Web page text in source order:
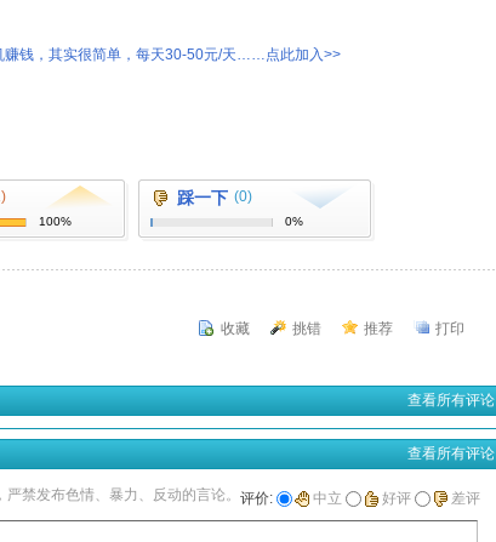
赚钱，其实很简单，每天30-50元/天……点此加入>>
100%
踩一下 (0)
0%
收藏 挑错 推荐 打印
查看所有评论
查看所有评论
禁发布色情、暴力、反动的言论。 评价: 中立 好评 差评